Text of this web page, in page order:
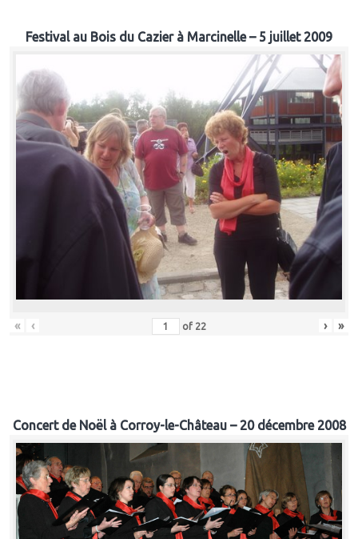
Festival au Bois du Cazier à Marcinelle – 5 juillet 2009
« ‹ of 22 › »
Concert de Noël à Corroy-le-Château – 20 décembre 2008